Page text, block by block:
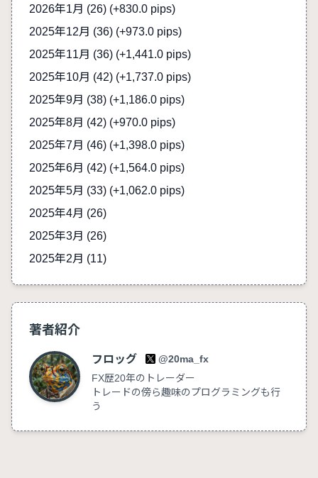
2026年1月 (26) (+830.0 pips)
2025年12月 (36) (+973.0 pips)
2025年11月 (36) (+1,441.0 pips)
2025年10月 (42) (+1,737.0 pips)
2025年9月 (38) (+1,186.0 pips)
2025年8月 (42) (+970.0 pips)
2025年7月 (46) (+1,398.0 pips)
2025年6月 (42) (+1,564.0 pips)
2025年5月 (33) (+1,062.0 pips)
2025年4月 (26)
2025年3月 (26)
2025年2月 (11)
著者紹介
フロッグ
@20ma_fx
FX歴20年のトレーダー
トレードの傍ら趣味のプログラミングも行
う